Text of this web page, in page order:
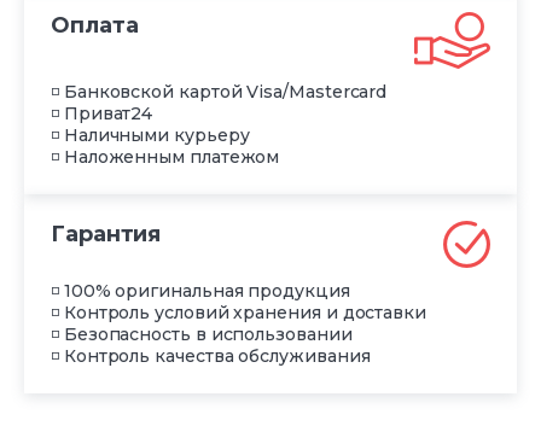
Оплата
◽ Банковской картой Visa/Mastercard
◽ Приват24
◽ Наличными курьеру
◽ Наложенным платежом
Гарантия
◽ 100% оригинальная продукция
◽ Контроль условий хранения и доставки
◽ Безопасность в использовании
◽ Контроль качества обслуживания